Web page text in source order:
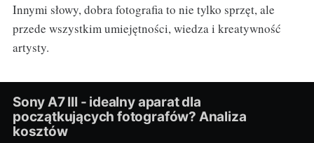
Innymi słowy, dobra fotografia to nie tylko sprzęt, ale
przede wszystkim umiejętności, wiedza i kreatywność
artysty.
Sony A7 III - idealny aparat dla
początkujących fotografów? Analiza
kosztów